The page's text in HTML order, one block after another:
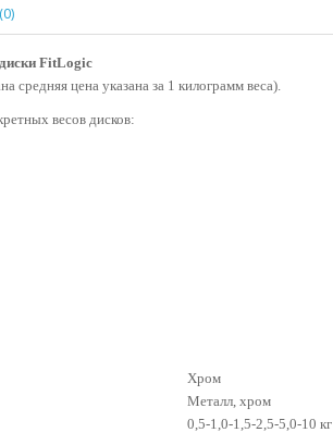
FitLogic
средняя цена указана за 1 килограмм веса).
весов дисков:
Хром
Металл, хром
0,5-1,0-1,5-2,5-5,0-10 кг